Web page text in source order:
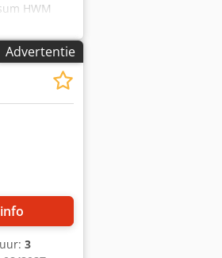
HWM
etc.
met
machine
Advertentie
3